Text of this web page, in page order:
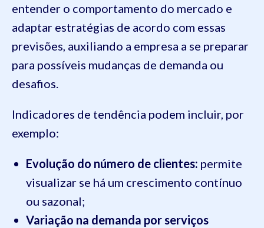
entender o comportamento do mercado e
adaptar estratégias de acordo com essas
previsões, auxiliando a empresa a se preparar
para possíveis mudanças de demanda ou
desafios.
Indicadores de tendência podem incluir, por
exemplo:
Evolução do número de clientes: permite
visualizar se há um crescimento contínuo
ou sazonal;
Variação na demanda por serviços